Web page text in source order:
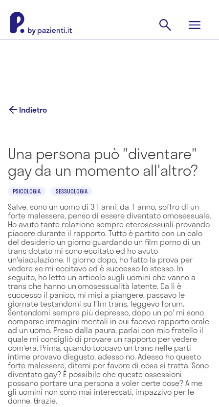
Indietro
Una persona può "diventare"
gay da un momento all'altro?
PSICOLOGIA SESSUOLOGIA
Salve, sono un uomo di 31 anni, da 1 anno, soffro di un
forte malessere, penso di essere diventato omosessuale.
Ho avuto tante relazione sempre eterosessuali provando
piacere durante il rapporto. Tutto è partito con un calo
del desiderio un giorno guardando un film porno di un
trans dotato mi sono eccitato ed ho avuto
un'eiaculazione. Il giorno dopo, ho fatto la prova per
vedere se mi eccitavo ed è successo lo stesso. In
seguito, ho letto un articolo sugli uomini che vanno a
trans che hanno un'omosessualità latente. Da lì è
successo il panico, mi misi a piangere, passavo le
giornate testandomi su film trans, leggevo forum.
Sentendomi sempre più depresso, dopo un po' mi sono
comparse immagini mentali in cui facevo rapporto orale
ad un uomo. Preso dalla paura, parlai con mio fratello il
quale mi consigliò di provare un rapporto per vedere
com'era. Prima, quando toccavo un trans nelle parti
intime provavo disgusto, adesso no. Adesso ho questo
forte malessere, ditemi per favore di cosa si tratta. Sono
diventato gay? È possibile che queste ossessioni
possano portare una persona a voler certe cose? A me
gli uomini non sono mai interessati, impazzivo per le
donne. Grazie.